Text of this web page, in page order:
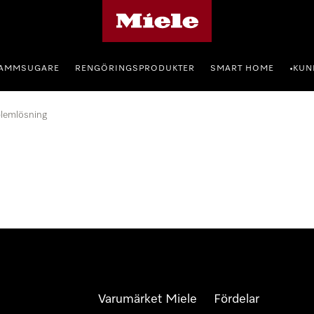
RENGÖRINGSPRODUKTER SMART HOME •
Varumärket Miele Fördelar